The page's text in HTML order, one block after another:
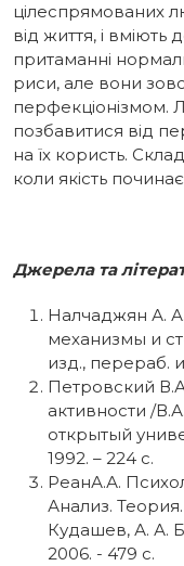
цілеспрямованих
від життя, і
притаманні
риси, але вони
перфекціонізмом.
позбавитися від
на їх користь.
коли якість
Джерела та
Налчаджян А.
механизмы и
изд., перераб.
Петровский
активности /
открытый
1992. – 224 с.
РеанА.А.
Анализ.
Кудашев, А. А.
2006. - 479 с.